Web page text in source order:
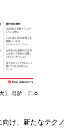
］ 出所：日本
け、新たなテクノ